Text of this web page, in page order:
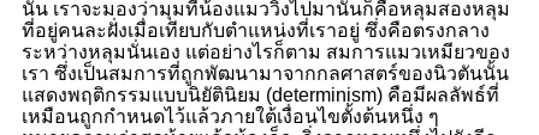
นั้น เราจะมองว่ามุมที่น้องแมววิ่งไปมานั้นก็คือหลุมสองหลุม
ที่อยู่คนละฝั่งเมื่อเทียบกับตำแหน่งที่เราอยู่ ซึ่งคือตรงกลาง
ระหว่างหลุมนั่นเอง แต่อย่างไรก็ตาม สมการแมวเหมียวของ
เรา ซึ่งเป็นสมการที่ถูกพัฒนามาจากกลศาสตร์ของนิวตันนั้น
แสดงพฤติกรรมแบบนิยัตินิยม (determinism) คือมีผลลัพธ์ที่
เหมือนถูกกำหนดไว้แล้วภายใต้เงื่อนไขตั้งต้นหนึ่ง ๆ